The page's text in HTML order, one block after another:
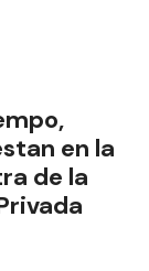
en la
de la